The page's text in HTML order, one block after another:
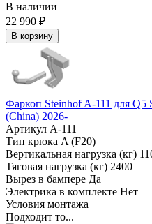
В наличии
22 990 ₽
В корзину
Фаркоп Steinhof A-111 для
(China) 2026-
Артикул A-111
Тип крюка A (F20)
Вертикальная нагрузка (кг)
Тяговая нагрузка (кг) 2400
Вырез в бампере Да
Электрика в комплекте Нет
Условия монтажа
Подходит то...